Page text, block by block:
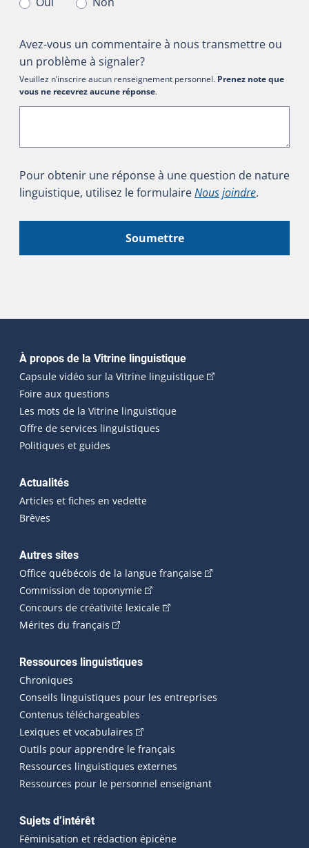
Avez-vous un commentaire à nous transmettre ou
un problème à signaler?
Veuillez n’inscrire aucun renseignement personnel. Prenez note que
vous ne recevrez aucune réponse.
Pour obtenir une réponse à une question de nature
linguistique, utilisez le formulaireNous joindre.
Soumettre
Navigation principale
À propos de la Vitrine linguistique
Capsule vidéo sur la Vitrine linguistique(Cet hyperlien
Foire aux questions
Les mots de la Vitrine linguistique
Offre de services linguistiques
Politiques et guides
Actualités
Articles et fiches en vedette
Brèves
Autres sites
Office québécois de la langue française(Cet hyperlien
Commission de toponymie(Cet hyperlien externe s'ouvrira
Concours de créativité lexicale(Cet hyperlien externe
Mérites du français (Cet hyperlien externe s'ouvrira dans une
Ressources linguistiques
Chroniques
Conseils linguistiques pour les entreprises
Contenus téléchargeables
Lexiques et vocabulaires (Cet hyperlien externe s'ouvrira
Outils pour apprendre le français
Ressources linguistiques externes
Ressources pour le personnel enseignant
Sujets d’intérêt
Féminisation et rédaction épicène